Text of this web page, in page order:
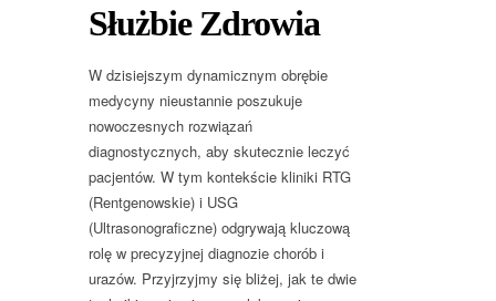
Służbie Zdrowia
W dzisiejszym dynamicznym obrębie
medycyny nieustannie poszukuje
nowoczesnych rozwiązań
diagnostycznych, aby skutecznie leczyć
pacjentów. W tym kontekście kliniki RTG
(Rentgenowskie) i USG
(Ultrasonograficzne) odgrywają kluczową
rolę w precyzyjnej diagnozie chorób i
urazów. Przyjrzyjmy się bliżej, jak te dwie